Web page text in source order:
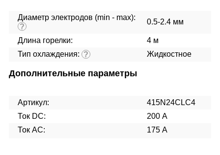
Диаметр электродов (min - max):
?
0.5-2.4 мм
Длина горелки:
4 м
Тип охлаждения: ? Жидкостное
Дополнительные параметры
Артикул:
415N24CLC4
Ток DC:
200 А
Ток AC:
175 А